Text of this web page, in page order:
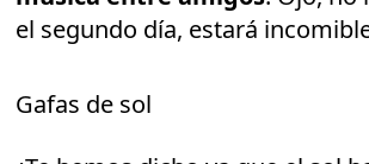
el segundo día, estará
Gafas de sol